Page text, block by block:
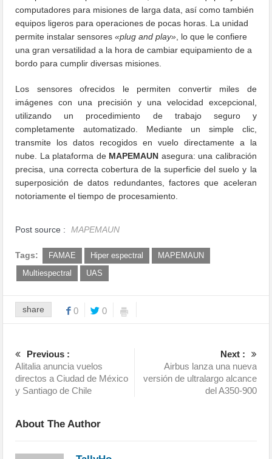
computadores para misiones de larga data, así como también
equipos ligeros para operaciones de pocas horas. La unidad
permite instalar sensores«plug and play» , lo que le confiere
una gran versatilidad a la hora de cambiar equipamiento de a
bordo para cumplir diversas misiones.
Los sensores ofrecidos le permiten convertir miles de
imágenes con una precisión y una velocidad excepcional,
utilizando un procedimiento de trabajo seguro y
completamente automatizado. Mediante un simple clic,
transmite los datos recogidos en vuelo directamente a la
nube. La plataforma de MAPEMAUN asegura: una calibración
precisa, una correcta cobertura de la superficie del suelo y la
superposición de datos redundantes, factores que aceleran
notoriamente el tiempo de procesamiento.
Post source : MAPEMAUN
Tags: FAMAE Hiper espectral
MAPEMAUN
Multiespectral
UAS
share 0 0
Previous :
Alitalia anuncia vuelos
directos a Ciudad de México
y Santiago de Chile
Next :
Airbus lanza una nueva
versión de ultralargo alcance
del A350-900
About The Author